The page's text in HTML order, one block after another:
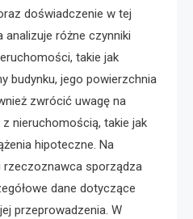
doświadczenie w tej
analizuje różne czynniki
takie jak
budynku, jego powierzchnia
zwrócić uwagę na
nieruchomością, takie jak
hipoteczne. Na
sporządza
dane dotyczące
przeprowadzenia. W